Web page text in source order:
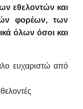
εθελοντών και
φορέων, των
όλων όσοι και
ευχαριστώ από